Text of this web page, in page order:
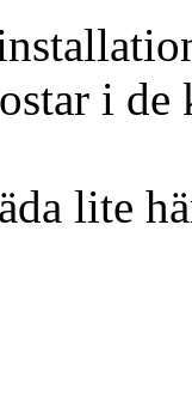
i de
lite